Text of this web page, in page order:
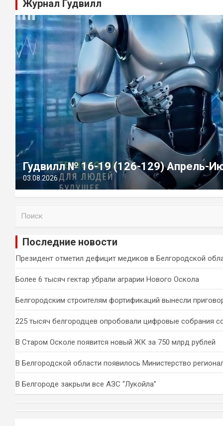
Журнал Гудвилл
Гудвилл № 16-19 (126-129) Апрель-
03.08.2026
и
Последние новости
Президент отметил дефицит медиков в Белгородской
Более 6 тысяч гектар убрали аграрии Нового Оскола
Белгородским строителям фортификаций вынесли
225 тысяч белгородцев опробовали цифровые собрания
В Старом Осколе появится новый ЖК за 750 млрд рублей
В Белгородской области появилось Министерство
В Белгороде закрыли все АЗС “Лукойла”